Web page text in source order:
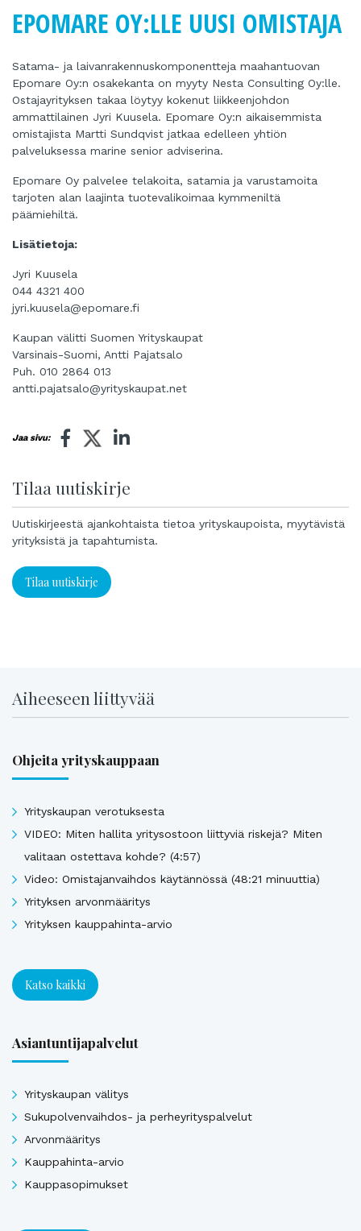
EPOMARE OY:LLE UUSI OMISTAJA
Satama- ja laivanrakennuskomponentteja maahantuovan
Epomare Oy:n osakekanta on myyty Nesta Consulting Oy:lle.
Ostajayrityksen takaa löytyy kokenut liikkeenjohdon
ammattilainen Jyri Kuusela. Epomare Oy:n aikaisemmista
omistajista Martti Sundqvist jatkaa edelleen yhtiön
palveluksessa marine senior adviserina.
Epomare Oy palvelee telakoita, satamia ja varustamoita
tarjoten alan laajinta tuotevalikoimaa kymmeniltä
päämiehiltä.
Lisätietoja:
Jyri Kuusela
044 4321 400
jyri.kuusela@epomare.fi
Kaupan välitti Suomen Yrityskaupat
Varsinais-Suomi, Antti Pajatsalo
Puh. 010 2864 013
antti.pajatsalo@yrityskaupat.net
Jaa sivu:
Tilaa uutiskirje
Uutiskirjeestä ajankohtaista tietoa yrityskaupoista, myytävistä
yrityksistä ja tapahtumista.
Tilaa uutiskirje
Aiheeseen liittyvää
Ohjeita yrityskauppaan
Yrityskaupan verotuksesta
VIDEO: Miten hallita yritysostoon liittyviä riskejä? Miten
valitaan ostettava kohde? (4:57)
Video: Omistajanvaihdos käytännössä (48:21 minuuttia)
Yrityksen arvonmääritys
Yrityksen kauppahinta-arvio
Katso kaikki
Asiantuntijapalvelut
Yrityskaupan välitys
Sukupolvenvaihdos- ja perheyrityspalvelut
Arvonmääritys
Kauppahinta-arvio
Kauppasopimukset